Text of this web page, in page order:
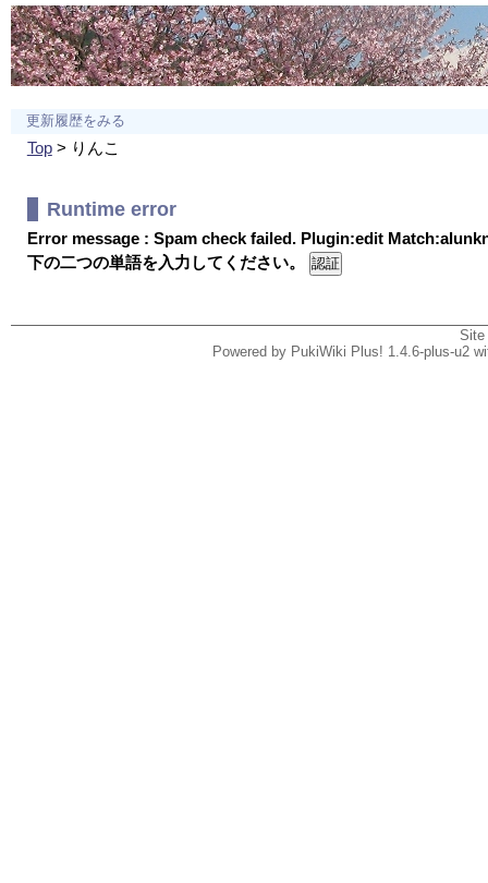
更新履歴をみる
Top> りんこ
Runtime error
Error message : Spam check failed. Plugin:edit
下の二つの単語を入力してください。
Powered by PukiWiki Plus! 1.4.6-plus-u2